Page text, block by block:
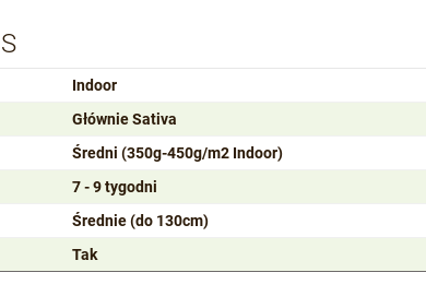
Indoor
Głównie Sativa
Średni (350g-450g/m2 Indoor)
7 - 9 tygodni
Średnie (do 130cm)
Tak